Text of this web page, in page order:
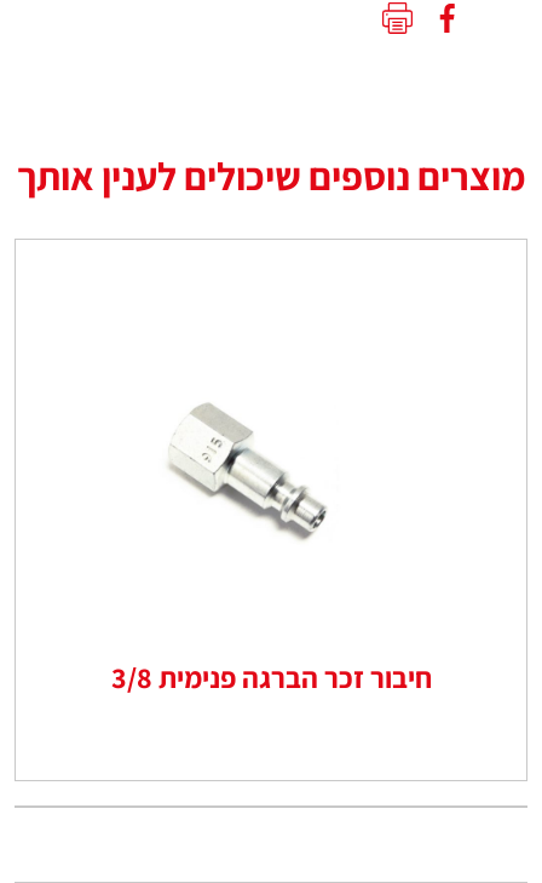
מוצרים נוספים שיכולים לענין אותך
חיבור זכר הברגה פנימית 3/8